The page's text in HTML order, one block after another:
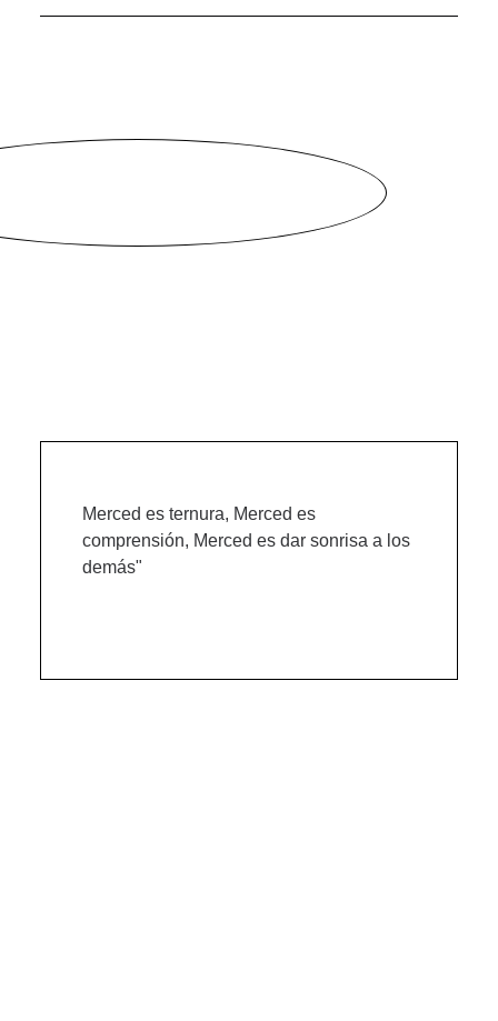
Merced es ternura, Merced es
comprensión, Merced es dar sonrisa a los
demás"